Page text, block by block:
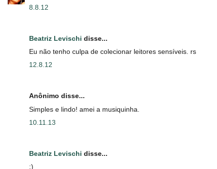
8.8.12
Beatriz Levischi disse...
Eu não tenho culpa de colecionar leitores sensíveis. rs
12.8.12
Anônimo disse...
Simples e lindo! amei a musiquinha.
10.11.13
Beatriz Levischi disse...
:)